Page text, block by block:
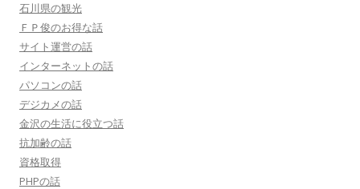
石川県の観光
ＦＰ俊のお得な話
サイト運営の話
インターネットの話
パソコンの話
デジカメの話
金沢の生活に役立つ話
抗加齢の話
資格取得
PHPの話